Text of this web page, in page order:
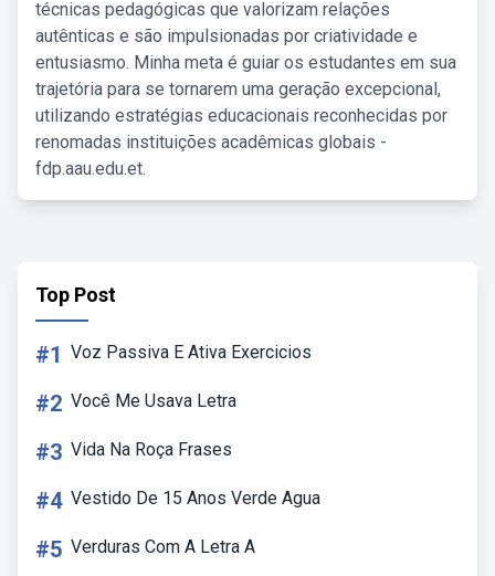
técnicas pedagógicas que valorizam relações
autênticas e são impulsionadas por criatividade e
entusiasmo. Minha meta é guiar os estudantes em sua
trajetória para se tornarem uma geração excepcional,
utilizando estratégias educacionais reconhecidas por
renomadas instituições acadêmicas globais -
fdp.aau.edu.et.
Top Post
#1 Voz Passiva E Ativa Exercicios
#2 Você Me Usava Letra
#3 Vida Na Roça Frases
#4 Vestido De 15 Anos Verde Agua
#5 Verduras Com A Letra A